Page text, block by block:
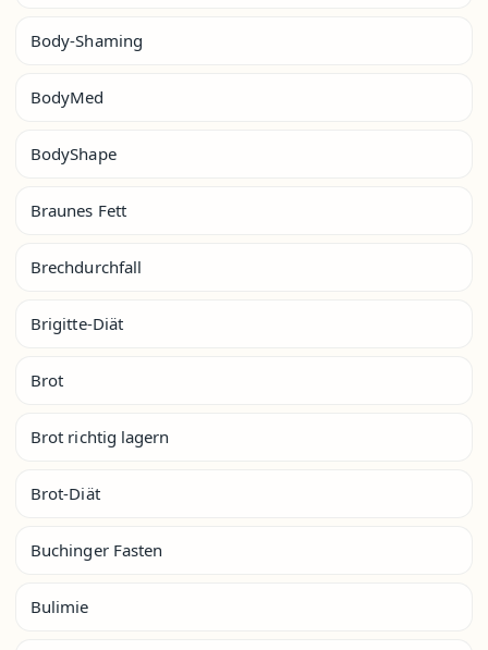
Body-Shaming
BodyMed
BodyShape
Braunes Fett
Brechdurchfall
Brigitte-Diät
Brot
Brot richtig lagern
Brot-Diät
Buchinger Fasten
Bulimie